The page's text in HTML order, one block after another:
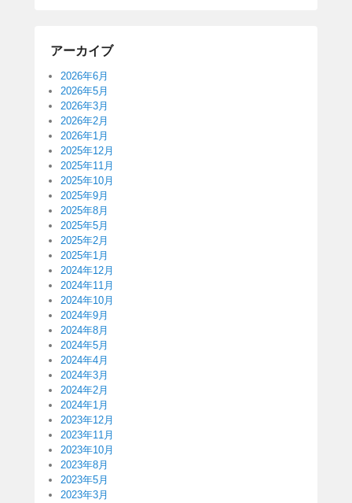
アーカイブ
2026年6月
2026年5月
2026年3月
2026年2月
2026年1月
2025年12月
2025年11月
2025年10月
2025年9月
2025年8月
2025年5月
2025年2月
2025年1月
2024年12月
2024年11月
2024年10月
2024年9月
2024年8月
2024年5月
2024年4月
2024年3月
2024年2月
2024年1月
2023年12月
2023年11月
2023年10月
2023年8月
2023年5月
2023年3月